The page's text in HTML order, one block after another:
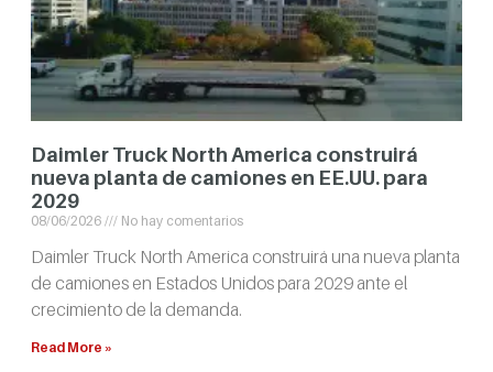
Daimler Truck North America construirá
nueva planta de camiones en EE.UU. para
2029
08/06/2026 No hay comentarios
Daimler Truck North America construirá una nueva planta
de camiones en Estados Unidos para 2029 ante el
crecimiento de la demanda.
Read More »